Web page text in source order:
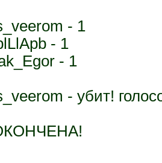
- 1
- 1
- 1
- убит!